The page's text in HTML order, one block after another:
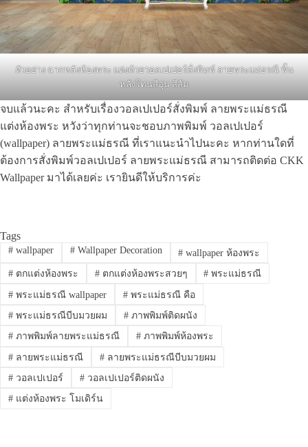
ตัวอย่าง ฉากหลังห้องพระ แต่งด้วยวอลเปเปอร์สั่งพิมพ์ ลายพระแม่ธรณี พื้น
หลังโทนสีอุ่น สีส้ม
จบแล้วนะคะ สำหรับเรื่องวอลเปเปอร์สั่งพิมพ์ ลายพระแม่ธรณี
แต่งห้องพระ หวังว่าทุกท่านจะชอบภาพพิมพ์ วอลเปเปอร์
(wallpaper) ลายพระแม่ธรณี ที่เราแนะนำไปนะคะ หากท่านใดที่
ต้องการสั่งพิมพ์วอลเปเปอร์ ลายพระแม่ธรณี สามารถติดต่อ CKK
Wallpaper มาได้เลยค่ะ เรายินดีให้บริการค่ะ
Tags
#wallpaper #Wallpaper Decoration # wallpaper ห้องพระ
#ตกแต่งห้องพระ #ตกแต่งห้องพระสวยๆ # พระแม่ธรณี
#พระแม่ธรณี wallpaper #พระแม่ธรณี คือ
#พระแม่ธรณีบีบมวยผม #ภาพพิมพ์ติดผนัง
#ภาพพิมพ์ลายพระแม่ธรณี #ภาพพิมพ์ห้องพระ
#ลายพระแม่ธรณี #ลายพระแม่ธรณีบีบมวยผม
#วอลเปเปอร์ #วอลเปเปอร์ติดผนัง
#แต่งห้องพระ โมเดิร์น